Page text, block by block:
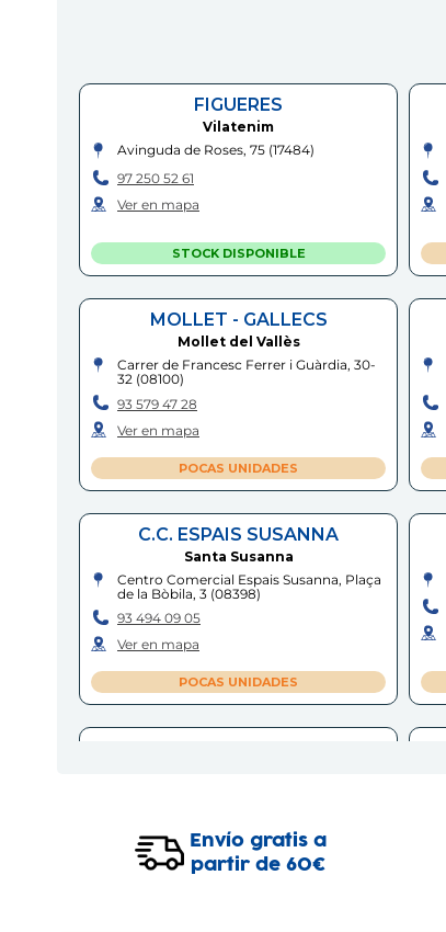
FIGUERES
Vilatenim
Avinguda de Roses, 75(17484)
97 250 52 61
Ver en mapa
STOCK DISPONIBLE
MOLLET - GALLECS
Mollet del Vallès
Carrer de Francesc Ferrer i Guàrdia, 30-
32(08100)
93 579 47 28
Ver en mapa
POCAS UNIDADES
C.C. ESPAIS SUSANNA
Santa Susanna
Centro Comercial Espais Susanna, Plaça
de la Bòbila, 3(08398)
93 494 09 05
Ver en mapa
POCAS UNIDADES
Ver en mapaEnvío gratis a
partir de 60€